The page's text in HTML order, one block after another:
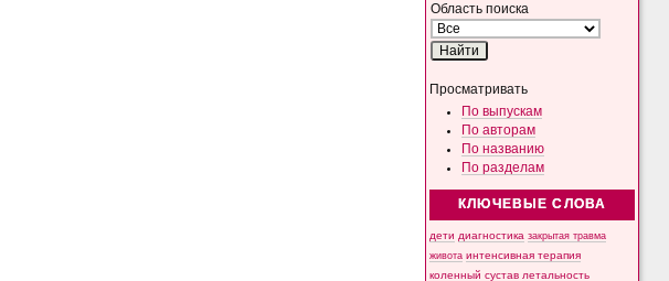
Область поиска
Просматривать
По выпускам
По авторам
По названию
По разделам
КЛЮЧЕВЫЕ СЛОВА
дети диагностика закрытая травма
живота интенсивная терапия
коленный сустав летальность